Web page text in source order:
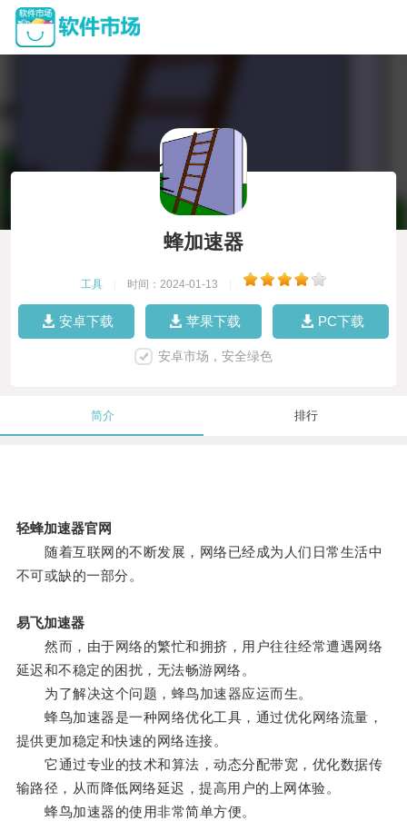
蜂加速器
工具 时间：2024-01-13
安卓下载 苹果下载 PC下载
安卓市场，安全绿色
简介 排行
轻蜂加速器官网
随着互联网的不断发展，网络已经成为人们日常生活中
不可或缺的一部分。
易飞加速器
然而，由于网络的繁忙和拥挤，用户往往经常遭遇网络
延迟和不稳定的困扰，无法畅游网络。
为了解决这个问题，蜂鸟加速器应运而生。
蜂鸟加速器是一种网络优化工具，通过优化网络流量，
提供更加稳定和快速的网络连接。
它通过专业的技术和算法，动态分配带宽，优化数据传
输路径，从而降低网络延迟，提高用户的上网体验。
蜂鸟加速器的使用非常简单方便。